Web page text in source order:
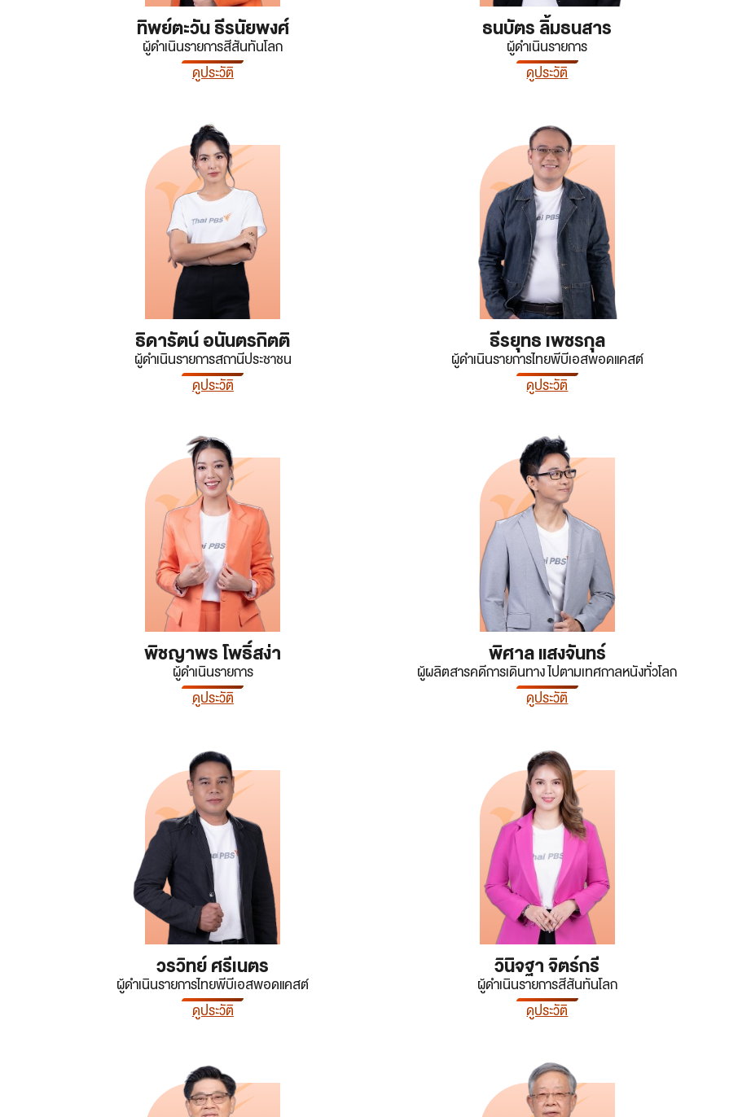
ทิพย์ตะวัน ธีรนัยพงศ์
ผู้ดำเนินรายการสีสันทันโลก
ดูประวัติ
ธนบัตร ลิ้มธนสาร
ผู้ดำเนินรายการ
ดูประวัติ
ธิดารัตน์ อนันตรกิตติ
ผู้ดำเนินรายการสถานีประชาชน
ดูประวัติ
ธีรยุทธ เพชรกุล
ผู้ดำเนินรายการไทยพีบีเอสพอดแคสต์
ดูประวัติ
พิชญาพร โพธิ์สง่า
ผู้ดำเนินรายการ
ดูประวัติ
พิศาล แสงจันทร์
ผู้ผลิตสารคดีการเดินทาง ไปตามเทศกาลหนังทั่วโลก
ดูประวัติ
วรวิทย์ ศรีเนตร
ผู้ดำเนินรายการไทยพีบีเอสพอดแคสต์
ดูประวัติ
วินิจฐา จิตร์กรี
ผู้ดำเนินรายการสีสันทันโลก
ดูประวัติ